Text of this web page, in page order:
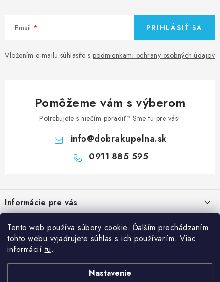
Tento web používa súbory cookie. Ďalším prechádzaním
tohto webu vyjadrujete súhlas s ich používaním. Viac
informácií tu.
Nastavenie
Email
Vložením e-mailu súhlasíte s podmienkami ochrany osobných údajov
PRIHLÁSIŤ SA
Pomôžeme vám s výberom
Potrebujete s niečím poradiť? Sme tu pre vás!
info@dobrakupelna.sk
0911 885 595
p
ä
Informácie pre vás
Obchodné podmienky
Kategórie
Sprchové dvere
Sprchové kúty a vaničky
Blog
Kedy rekonštruovať kúpeľňu a prečo je výmena sprchového kúta